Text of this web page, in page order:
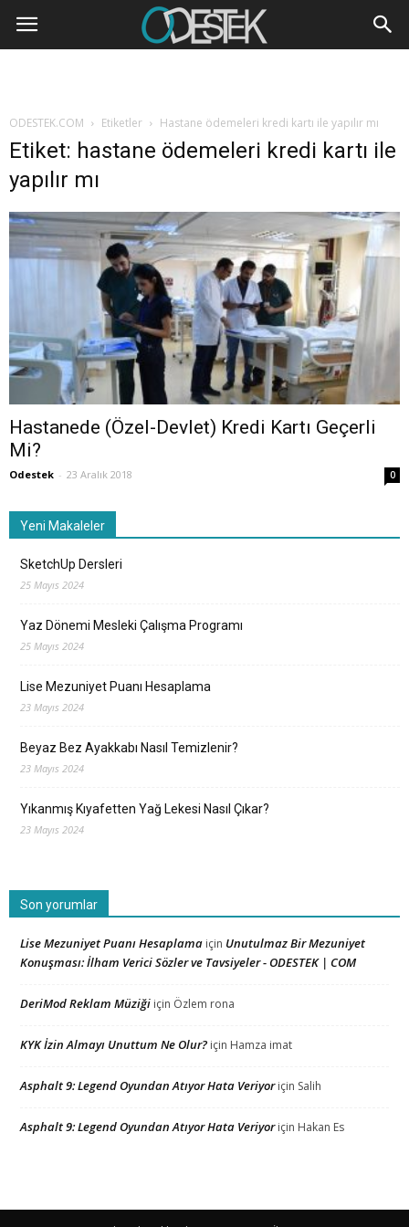
ODESTEK.COM Etiketler Hastane ödemeleri kredi kartı ile yapılır mı
Etiket: hastane ödemeleri kredi kartı ile
yapılır mı
Hastanede (Özel-Devlet) Kredi Kartı Geçerli
Mi?
Odestek - 23 Aralık 2018 0
Yeni Makaleler
SketchUp Dersleri
25 Mayıs 2024
Yaz Dönemi Mesleki Çalışma Programı
25 Mayıs 2024
Lise Mezuniyet Puanı Hesaplama
23 Mayıs 2024
Beyaz Bez Ayakkabı Nasıl Temizlenir?
23 Mayıs 2024
Yıkanmış Kıyafetten Yağ Lekesi Nasıl Çıkar?
23 Mayıs 2024
Son yorumlar
Lise Mezuniyet Puanı Hesaplama için Unutulmaz Bir Mezuniyet
Konuşması: İlham Verici Sözler ve Tavsiyeler - ODESTEK | COM
DeriMod Reklam Müziği için Özlem rona
KYK İzin Almayı Unuttum Ne Olur? için Hamza imat
Asphalt 9: Legend Oyundan Atıyor Hata Veriyoriçin Salih
Asphalt 9: Legend Oyundan Atıyor Hata Veriyoriçin Hakan Es